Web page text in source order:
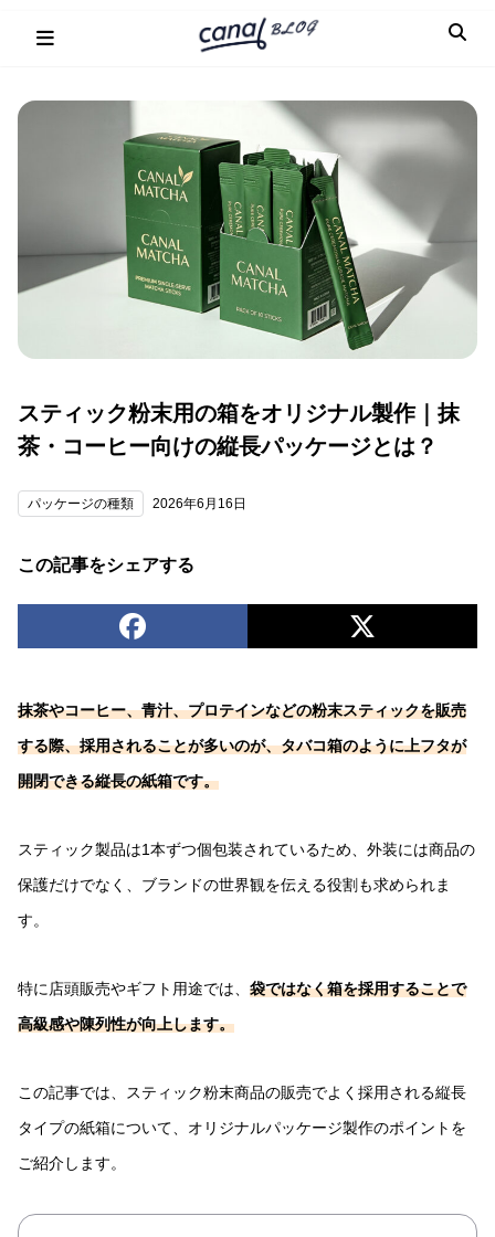
スティック粉末用の箱をオリジナル製作｜抹
茶・コーヒー向けの縦長パッケージとは？
パッケージの種類 2026年6月16日
この記事をシェアする
抹茶やコーヒー、青汁、プロテインなどの粉末スティックを販売
する際、採用されることが多いのが、タバコ箱のように上フタが
開閉できる縦長の紙箱です。
スティック製品は1本ずつ個包装されているため、外装には商品の
保護だけでなく、ブランドの世界観を伝える役割も求められま
す。
特に店頭販売やギフト用途では、 袋ではなく箱を採用することで
高級感や陳列性が向上します。
この記事では、スティック粉末商品の販売でよく採用される縦長
タイプの紙箱について、オリジナルパッケージ製作のポイントを
ご紹介します。